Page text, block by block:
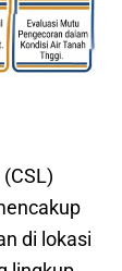
di lokasi